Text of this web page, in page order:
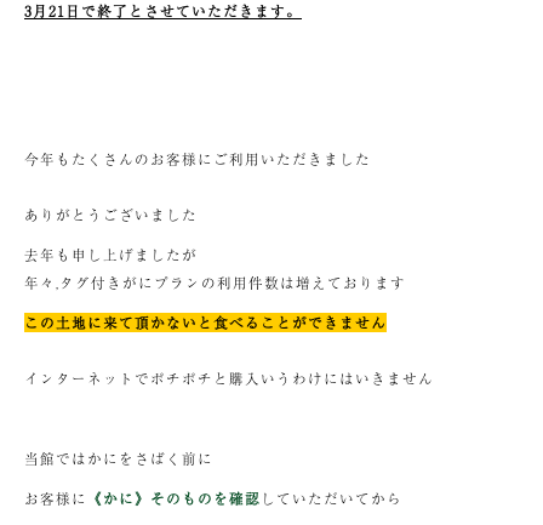
3月21日で終了とさせていただきます。
今年もたくさんのお客様にご利用いただきました
ありがとうございました
去年も申し上げましたが
年々,タグ付きがにプランの利用件数は増えております
この土地に来て頂かないと食べることができません
インターネットでポチポチと購入いうわけにはいきません
当館ではかにをさばく前に
お客様に 《かに》そのものを確認 していただいてから